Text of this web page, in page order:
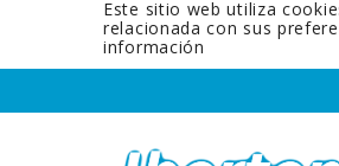
Este sitio web utiliza
relacionada con sus
información